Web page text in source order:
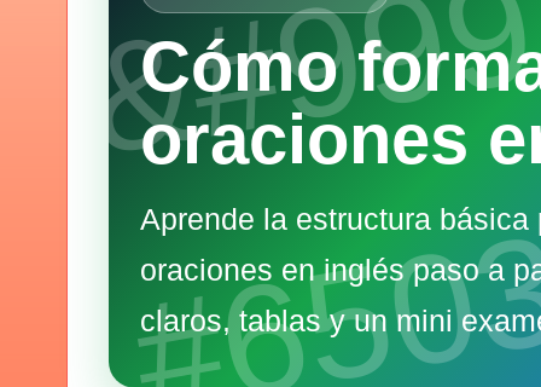
Cómo
oraciones
Aprende la estructura básica
oraciones en inglés paso a
claros, tablas y un mini